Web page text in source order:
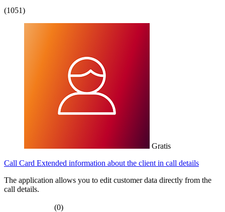
(1051)
Gratis
Call Card Extended information about the client in call details
The application allows you to edit customer data directly from the
call details.
(0)